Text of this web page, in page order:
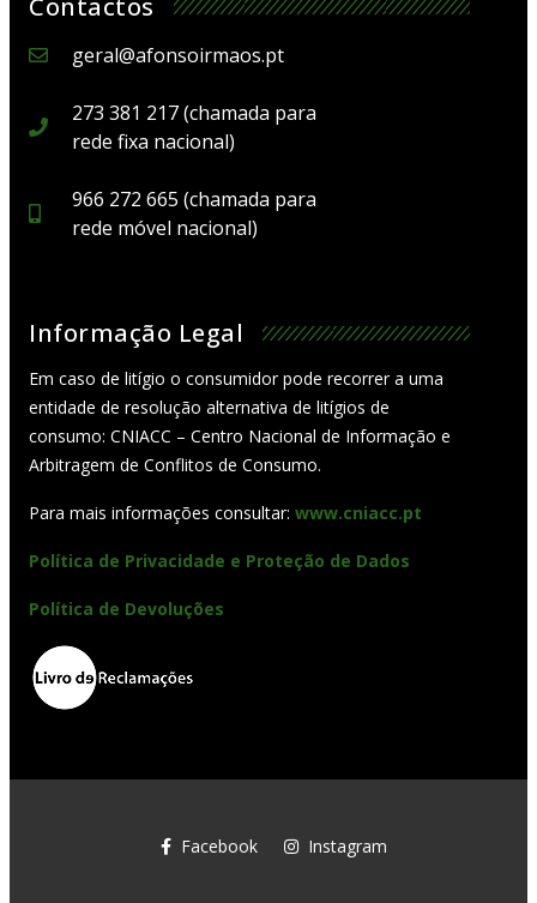
Contactos
geral@afonsoirmaos.pt
273 381 217 (chamada para
rede fixa nacional)
966 272 665 (chamada para
rede móvel nacional)
Informação Legal
Em caso de litígio o consumidor pode recorrer a uma
entidade de resolução alternativa de litígios de
consumo: CNIACC – Centro Nacional de Informação e
Arbitragem de Conflitos de Consumo.
Para mais informações consultar: www.cniacc.pt
Política de Privacidade e Proteção de Dados
Política de Devoluções
Facebook Instagram